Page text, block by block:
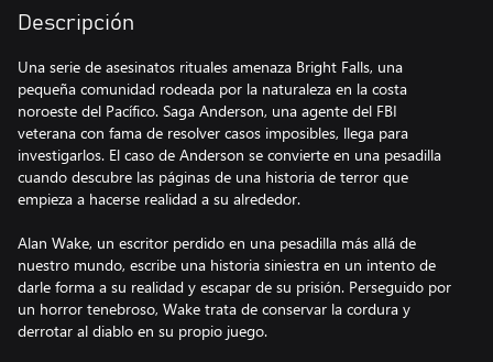
Descripción
Una serie de asesinatos rituales amenaza Bright Falls, una
pequeña comunidad rodeada por la naturaleza en la costa
noroeste del Pacífico. Saga Anderson, una agente del FBI
veterana con fama de resolver casos imposibles, llega para
investigarlos. El caso de Anderson se convierte en una pesadilla
cuando descubre las páginas de una historia de terror que
empieza a hacerse realidad a su alrededor.
Alan Wake, un escritor perdido en una pesadilla más allá de
nuestro mundo, escribe una historia siniestra en un intento de
darle forma a su realidad y escapar de su prisión. Perseguido por
un horror tenebroso, Wake trata de conservar la cordura y
derrotar al diablo en su propio juego.